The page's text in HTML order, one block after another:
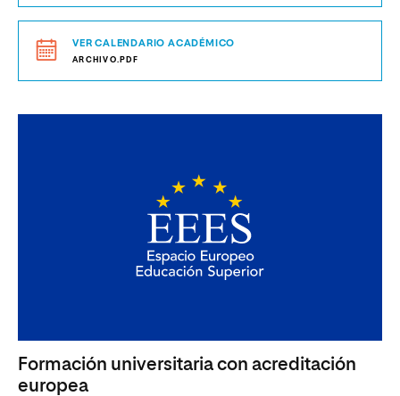
VER CALENDARIO ACADÉMICO
ARCHIVO.PDF
Formación universitaria con acreditación
europea